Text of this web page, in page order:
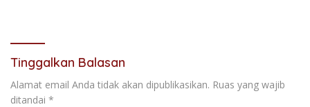
Tinggalkan Balasan
Alamat email Anda tidak akan dipublikasikan. Ruas yang wajib
ditandai *